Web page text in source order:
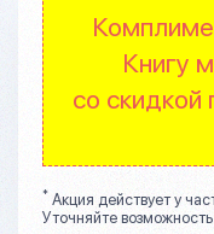
Книгу
со скидкой
* Акция действует у
Уточняйте